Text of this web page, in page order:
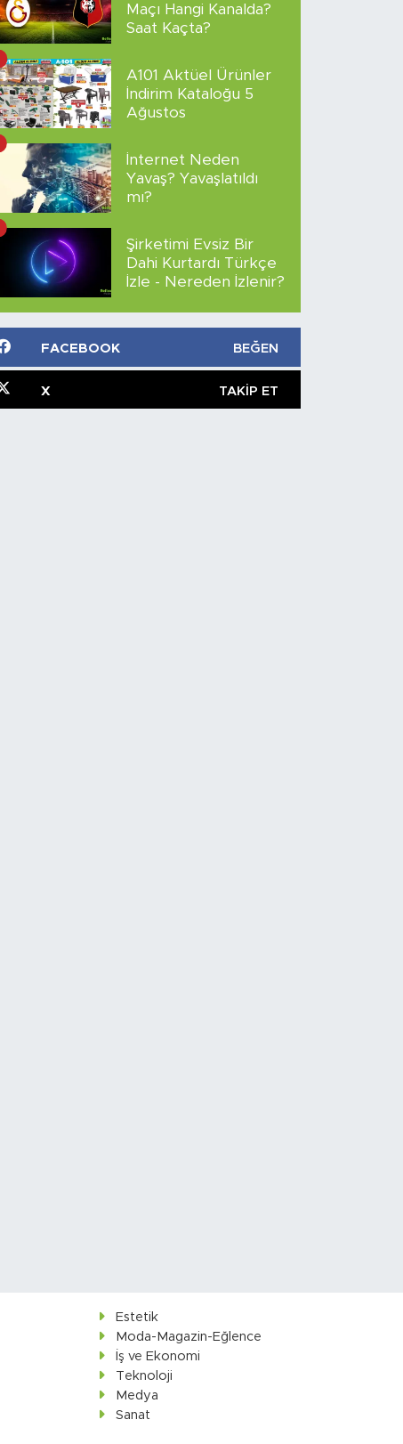
Maçı Hangi Kanalda?
Saat Kaçta?
A101 Aktüel Ürünler
İndirim Kataloğu 5
Ağustos
İnternet Neden
Yavaş? Yavaşlatıldı
mı?
Şirketimi Evsiz Bir
Dahi Kurtardı Türkçe
İzle - Nereden İzlenir?
FACEBOOK BEĞEN
X TAKIP ET
Estetik
Moda-Magazin-Eğlence
İş ve Ekonomi
Teknoloji
Medya
Sanat